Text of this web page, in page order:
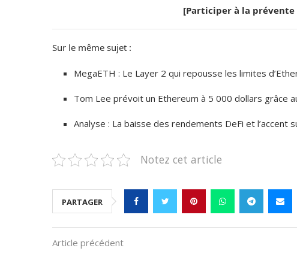
[Participer à la
Sur le même sujet :
MegaETH : Le Layer 2 qui repousse les limites
Tom Lee prévoit un Ethereum à 5 000 dollars grâce
Analyse : La baisse des rendements DeFi et l’accent
Notez cet article
PARTAGER
Article précédent